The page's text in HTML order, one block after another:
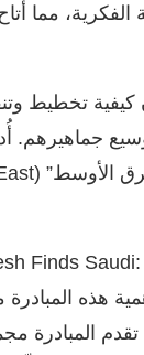
الفكرية، مما
كيفية تخطيط
هذه
المبادرة